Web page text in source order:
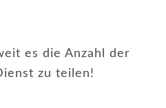
es die Anzahl der
zu teilen!